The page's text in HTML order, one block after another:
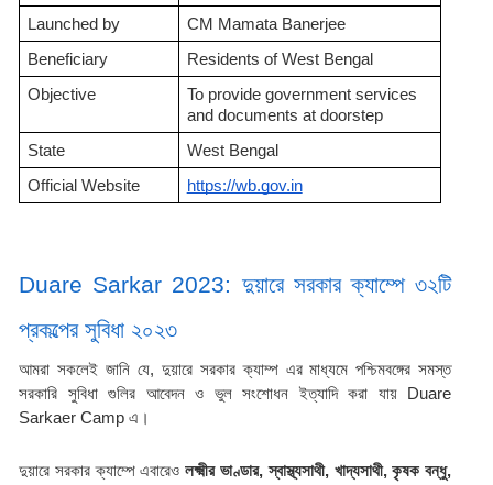
Launched by
CM Mamata Banerjee
Beneficiary
Residents of West Bengal
Objective
To provide government services
and documents at doorstep
State
West Bengal
Official Website
https://wb.gov.in
Duare Sarkar 2023: দুয়ারে সরকার ক্যাম্পে ৩২টি
প্রকল্পের সুবিধা ২০২৩
আমরা সকলেই জানি যে, দুয়ারে সরকার ক্যাম্প এর মাধ্যমে পশ্চিমবঙ্গের সমস্ত
সরকারি সুবিধা গুলির আবেদন ও ভুল সংশোধন ইত্যাদি করা যায় Duare
Sarkaer Camp এ।
দুয়ারে সরকার ক্যাম্পে এবারেও লক্ষ্মীর ভাণ্ডার, স্বাস্থ্যসাথী, খাদ্যসাথী, কৃষক বন্ধু,